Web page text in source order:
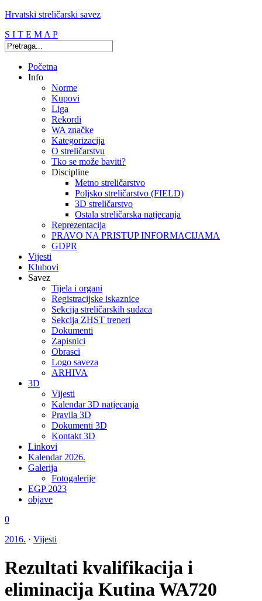
Hrvatski streličarski savez
S I T E M A P
Početna
Info
Norme
Kupovi
Liga
Rekordi
WA značke
Kategorizacija
O streličarstvu
Tko se može baviti?
Discipline
Metno streličarstvo
Poljsko streličarstvo (FIELD)
3D streličarstvo
Ostala streličarska natjecanja
Reprezentacija
PRAVO NA PRISTUP INFORMACIJAMA
GDPR
Vijesti
Klubovi
Savez
Tijela i organi
Registracijske iskaznice
Sekcija streličarskih sudaca
Sekcija ZHST treneri
Dokumenti
Zapisnici
Obrasci
Logo saveza
ARHIVA
3D
Vijesti
Kalendar 3D natjecanja
Pravila 3D
Dokumenti 3D
Kontakt 3D
Linkovi
Kalendar 2026.
Galerija
Fotogalerije
EGP 2023
objave
0
2016. · Vijesti
Rezultati kvalifikacija i
eliminacija Kutina WA720